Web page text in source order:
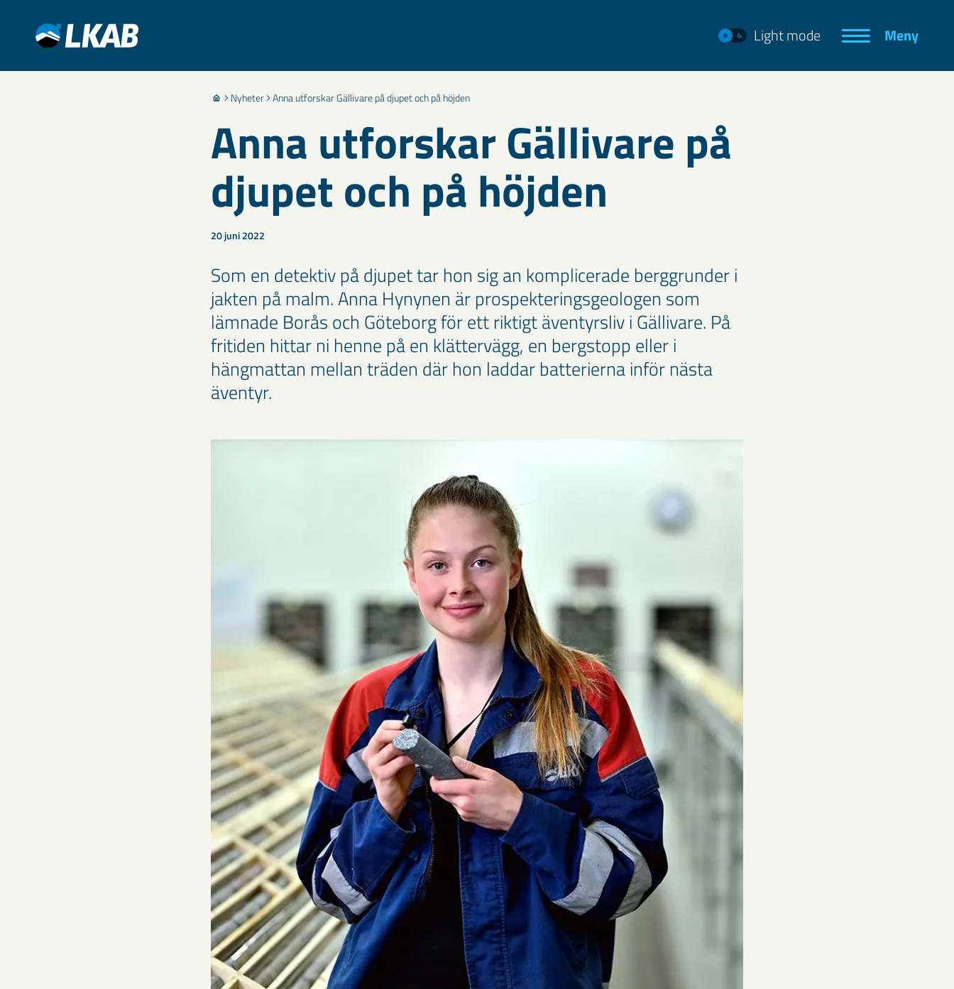
Light mode Meny
Nyheter Anna utforskar Gällivare på djupet och på höjden
Anna utforskar Gällivare på
djupet och på höjden
20 juni 2022
Som en detektiv på djupet tar hon sig an komplicerade berggrunder i
jakten på malm. Anna Hynynen är prospekteringsgeologen som
lämnade Borås och Göteborg för ett riktigt äventyrsliv i Gällivare. På
fritiden hittar ni henne på en klättervägg, en bergstopp eller i
hängmattan mellan träden där hon laddar batterierna inför nästa
äventyr.